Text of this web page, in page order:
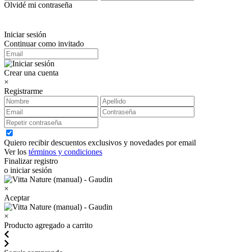
Olvidé mi contraseña
Iniciar sesión
Continuar como invitado
Crear una cuenta
×
Registrarme
Quiero recibir descuentos exclusivos y novedades por email
Ver los términos y condiciones
Finalizar registro
o iniciar sesión
×
Aceptar
×
Producto agregado a carrito